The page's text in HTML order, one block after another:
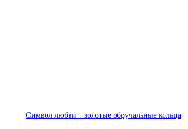
Символ любви – золотые обручальные кольца